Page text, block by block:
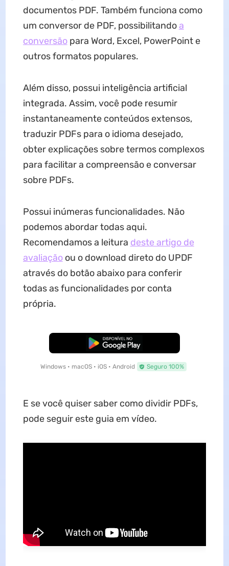
documentos PDF. Também funciona como
um conversor de PDF, possibilitandoa
conversãopara Word, Excel, PowerPoint e
outros formatos populares.
Além disso, possui inteligência artificial
integrada. Assim, você pode resumir
instantaneamente conteúdos extensos,
traduzir PDFs para o idioma desejado,
obter explicações sobre termos complexos
para facilitar a compreensão e conversar
sobre PDFs.
Possui inúmeras funcionalidades. Não
podemos abordar todas aqui.
Recomendamos a leitura deste artigo de
avaliaçãoou o download direto do UPDF
através do botão abaixo para conferir
todas as funcionalidades por conta
própria.
Baixar Grátis
Windows • macOS • iOS • Android Seguro 100%
E se você quiser saber como dividir PDFs,
pode seguir este guia em vídeo.